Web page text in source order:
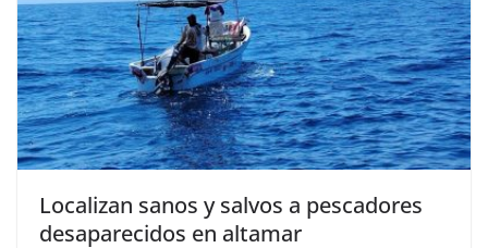
Localizan sanos y salvos a pescadores
desaparecidos en altamar